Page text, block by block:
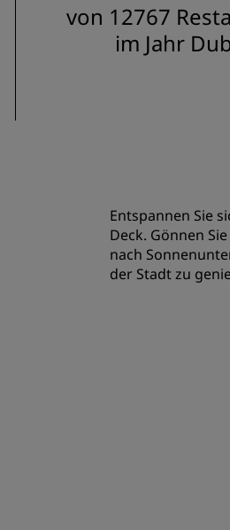
von 12767
im Jahr
Entspannen Sie
Deck. Gönnen
nach
der Stadt zu